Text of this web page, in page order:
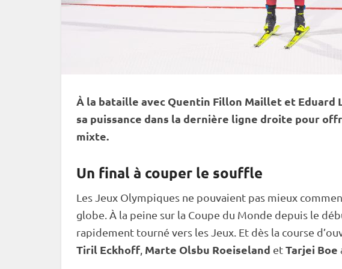
À la bataille avec Quentin Fillon Maillet et Eduard
sa puissance dans la dernière ligne droite pour
mixte.
Un final à couper le souffle
Les Jeux Olympiques ne pouvaient pas mieux
globe. À la peine sur la Coupe du Monde depuis le
rapidement tourné vers les Jeux. Et dès la course
Tiril Eckhoff Marte Olsbu Roeiseland etTarjei Boe